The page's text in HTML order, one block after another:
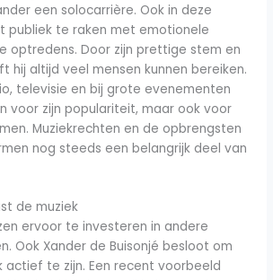
een solocarrière. Ook in deze
publiek te raken met emotionele
optredens. Door zijn prettige stem en
hij altijd veel mensen kunnen bereiken.
televisie en bij grote evenementen
voor zijn populariteit, maar ook voor
Muziekrechten en de opbrengsten
nog steeds een belangrijk deel van
de muziek
ervoor te investeren in andere
Ook Xander de Buisonjé besloot om
actief te zijn. Een recent voorbeeld